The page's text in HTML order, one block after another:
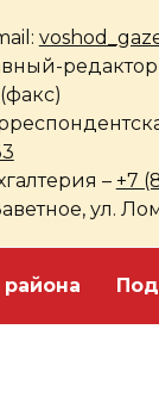
редактор
(факс)
– +7
ул.